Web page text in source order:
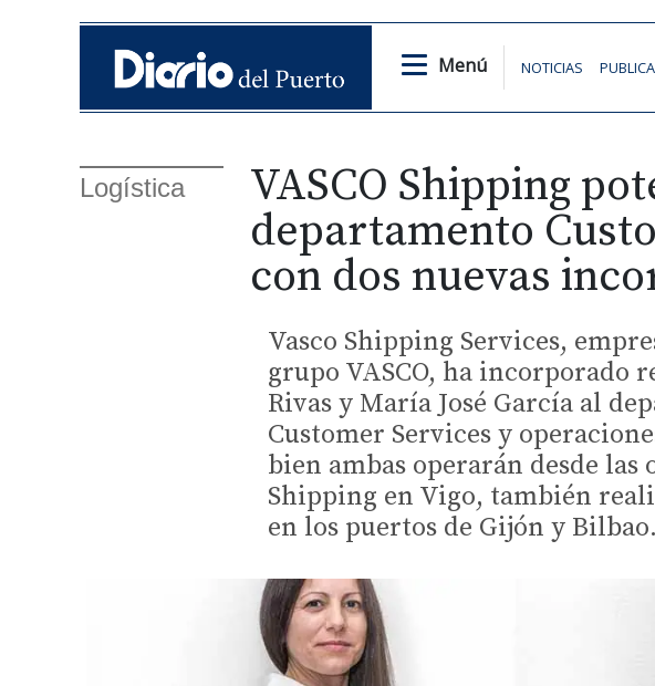
Menú NOTICIAS
Logística
VASCO Shipping
departamento
con dos nuevas
Vasco Shipping Services,
grupo VASCO, ha incorporado
Rivas y María José García al
Customer Services y
bien ambas operarán desde las
Shipping en Vigo, también
en los puertos de Gijón y Bilbao.